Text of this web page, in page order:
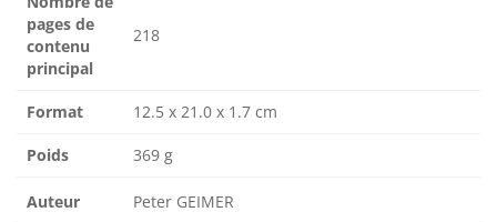
pages de
contenu
principal
218
Format 12.5 x 21.0 x 1.7 cm
Poids 369 g
Auteur Peter GEIMER